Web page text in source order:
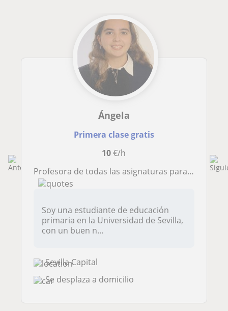
Ángela
Primera clase gratis
10€/h
Profesora de todas las asignaturas para alumnos de 1º de primaria a 3º la ESO
Soy una estudiante de educación
primaria en la Universidad de Sevilla,
con un buen n...
Sevilla Capital
Se desplaza a domicilio